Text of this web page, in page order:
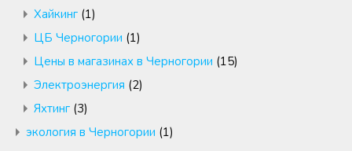
Хайкинг (1)
ЦБ Черногории (1)
Цены в магазинах в Черногории (15)
Электроэнергия (2)
Яхтинг (3)
экология в Черногории (1)